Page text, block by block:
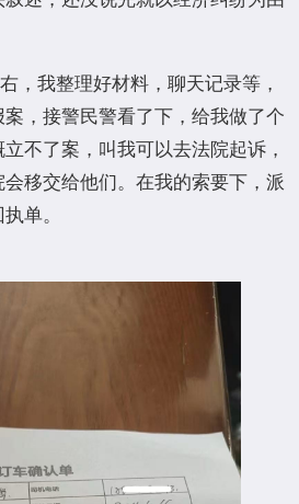
，我整理好材料，聊天记录等，
，接警民警看了下，给我做了个
不了案，叫我可以去法院起诉，
移交给他们。在我的索要下，派
单。